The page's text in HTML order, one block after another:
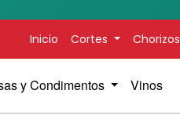
Inicio
Cortes Chorizos
y Condimentos Vinos